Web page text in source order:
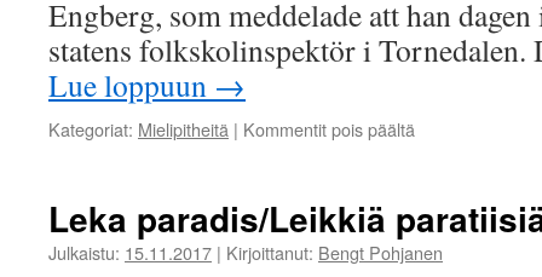
Engberg, som meddelade att han
statens folkskolinspektör i
Lue loppuun →
Kategoriat: Mielipitheitä | Kommentit pois päältä
Snellin
Villiamille?
Leka paradis/Leikkiä
Julkaistu: 15.11.2017 | Kirjoittanut: Bengt Pohjanen